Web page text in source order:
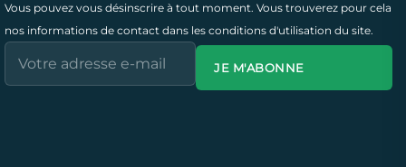
Vous pouvez vous désinscrire à tout moment. Vous trouverez pour cela
nos informations de contact dans les conditions d'utilisation du site.
JE M'ABONNE